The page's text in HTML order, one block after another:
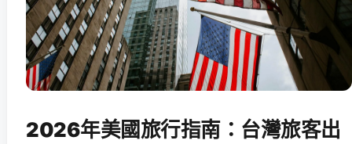
2026年美國旅行指南：台灣旅客出